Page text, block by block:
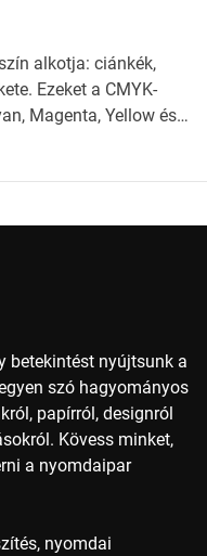
izgalmas
jobban megértsd,
választanod a
világába A […]
alkotja: ciánkék,
Ezeket a CMYK-
Magenta, Yellow és
betekintést nyújtsunk a
szó hagyományos
papírról, designról
Kövess minket,
a nyomdaipar
nyomdai